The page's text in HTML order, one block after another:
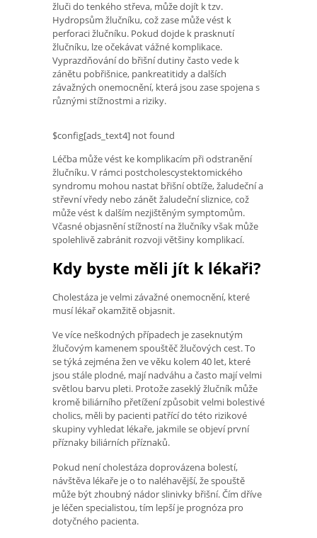
žluči do tenkého střeva, může dojít k tzv.
Hydropsům žlučníku, což zase může vést k
perforaci žlučníku. Pokud dojde k prasknutí
žlučníku, lze očekávat vážné komplikace.
Vyprazdňování do břišní dutiny často vede k
zánětu pobřišnice, pankreatitidy a dalších
závažných onemocnění, která jsou zase spojena s
různými stížnostmi a riziky.
$config[ads_text4] not found
Léčba může vést ke komplikacím při odstranění
žlučníku. V rámci postcholescystektomického
syndromu mohou nastat břišní obtíže, žaludeční a
střevní vředy nebo zánět žaludeční sliznice, což
může vést k dalším nezjištěným symptomům.
Včasné objasnění stížností na žlučníky však může
spolehlivě zabránit rozvoji většiny komplikací.
Kdy byste měli jít k lékaři?
Cholestáza je velmi závažné onemocnění, které
musí lékař okamžitě objasnit.
Ve více neškodných případech je zaseknutým
žlučovým kamenem spouštěč žlučových cest. To
se týká zejména žen ve věku kolem 40 let, které
jsou stále plodné, mají nadváhu a často mají velmi
světlou barvu pleti. Protože zaseklý žlučník může
kromě biliárního přetížení způsobit velmi bolestivé
cholics, měli by pacienti patřící do této rizikové
skupiny vyhledat lékaře, jakmile se objeví první
příznaky biliárních příznaků.
Pokud není cholestáza doprovázena bolestí,
návštěva lékaře je o to naléhavější, že spouště
může být zhoubný nádor slinivky břišní. Čím dříve
je léčen specialistou, tím lepší je prognóza pro
dotyčného pacienta.